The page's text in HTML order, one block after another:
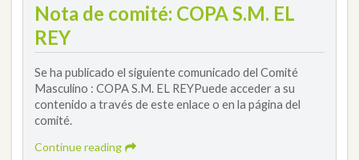
Nota de comité: COPA S.M. EL
REY
Se ha publicado el siguiente comunicado del Comité
Masculino : COPA S.M. EL REYPuede acceder a su
contenido a través de este enlace o en la página del
comité.
Continue reading